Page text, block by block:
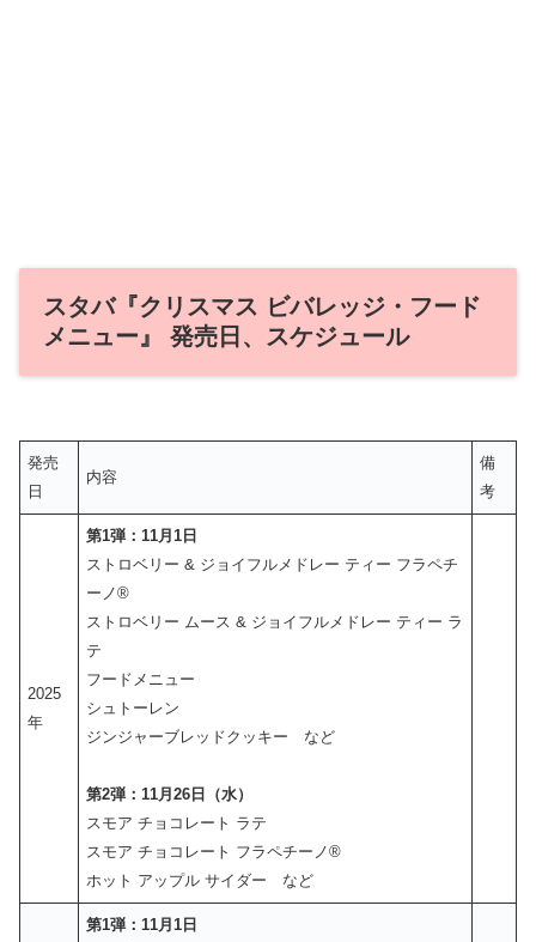
スタバ『クリスマス ビバレッジ・フード
メニュー』 発売日、スケジュール
発売
日
内容
備
考
2025
年
第1弾：11月1日
ストロベリー & ジョイフルメドレー ティー フラペチ
ーノ®
ストロベリー ムース & ジョイフルメドレー ティー ラ
テ
フードメニュー
シュトーレン
ジンジャーブレッドクッキー など
第2弾：11月26日（水）
スモア チョコレート ラテ
スモア チョコレート フラペチーノ®
ホット アップル サイダー など
第1弾：11月1日